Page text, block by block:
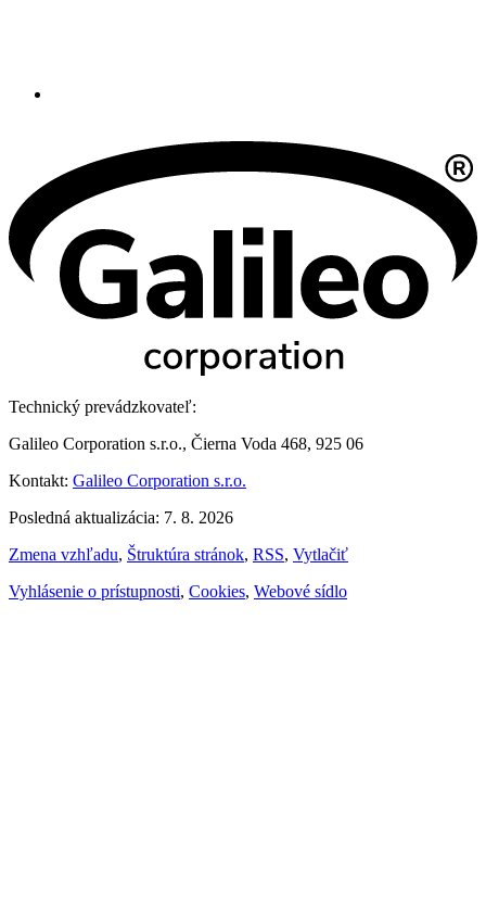
Technický prevádzkovateľ:
Galileo Corporation s.r.o., Čierna Voda 468, 925 06
Kontakt: Galileo Corporation s.r.o.
Posledná aktualizácia: 7. 8. 2026
Zmena vzhľadu, Štruktúra stránok, RSS, Vytlačiť
Vyhlásenie o prístupnosti, Cookies, Webové sídlo